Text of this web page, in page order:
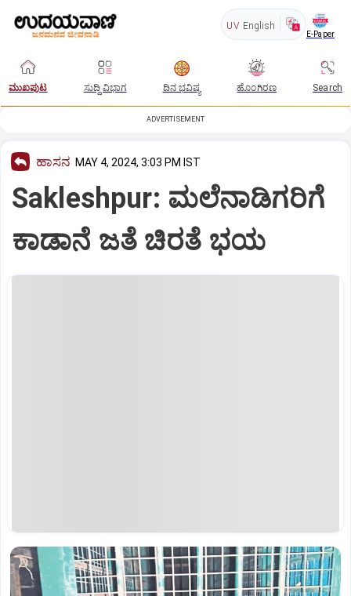
UV English
E-Paper
ಮುಖಪುಟ ಸುದ್ದಿ ವಿಭಾಗ ದಿನ ಭವಿಷ್ಯ ಹೊಂಗಿರಣ Search
ADVERTISEMENT
ಹಾಸನ MAY 4, 2024, 3:03 PM IST
Sakleshpur: ಮಲೆನಾಡಿಗರಿಗೆ
ಕಾಡಾನೆ ಜತೆ ಚಿರತೆ ಭಯ